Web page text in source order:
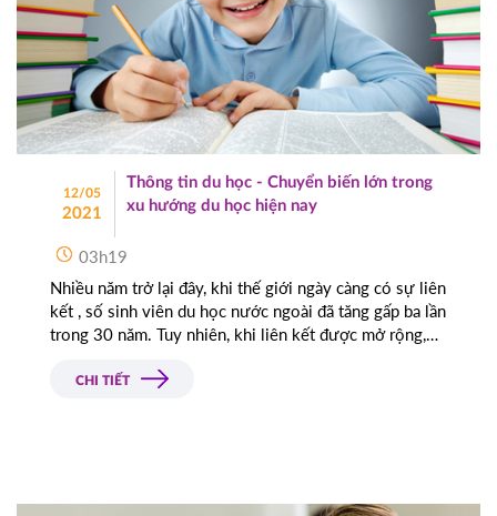
12/05
2021
Thông tin du học - Chuyển biến lớn trong
xu hướng du học hiện nay
03h19
Nhiều năm trở lại đây, khi thế giới ngày càng có sự liên
kết , số sinh viên du học nước ngoài đã tăng gấp ba lần
trong 30 năm. Tuy nhiên, khi liên kết được mở rộng,
du học cũng theo đó mà chuyển dịch.
CHI TIẾT